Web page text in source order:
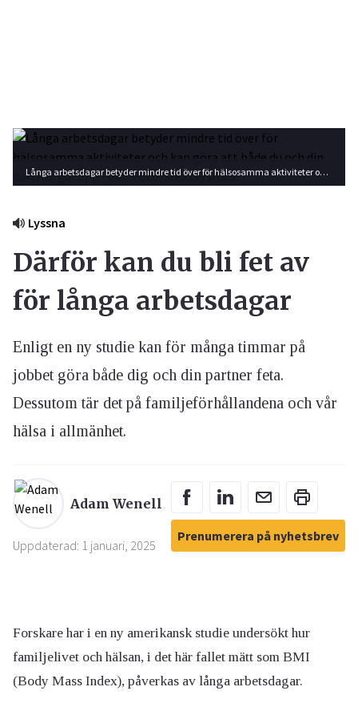
Långa arbetsdagar betyder mindre tid över för hälsosamma aktiviteter och kan göra att både du och din partner går upp i vikt. Foto: Shutterstock
Lyssna
Därför kan du bli fet av
för långa arbetsdagar
Enligt en ny studie kan för många timmar på
jobbet göra både dig och din partner feta.
Dessutom tär det på familjeförhållandena och vår
hälsa i allmänhet.
Adam Wenell
Uppdaterad: 1 januari, 2025
Prenumerera på nyhetsbrev
Forskare har i en ny amerikansk studie undersökt hur
familjelivet och hälsan, i det här fallet mätt som BMI
(Body Mass Index), påverkas av långa arbetsdagar.